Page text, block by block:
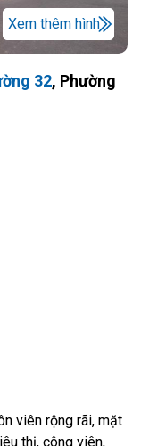
Xem thêm hình
32, Phường
viên rộng rãi, mặt
thị, công viên,